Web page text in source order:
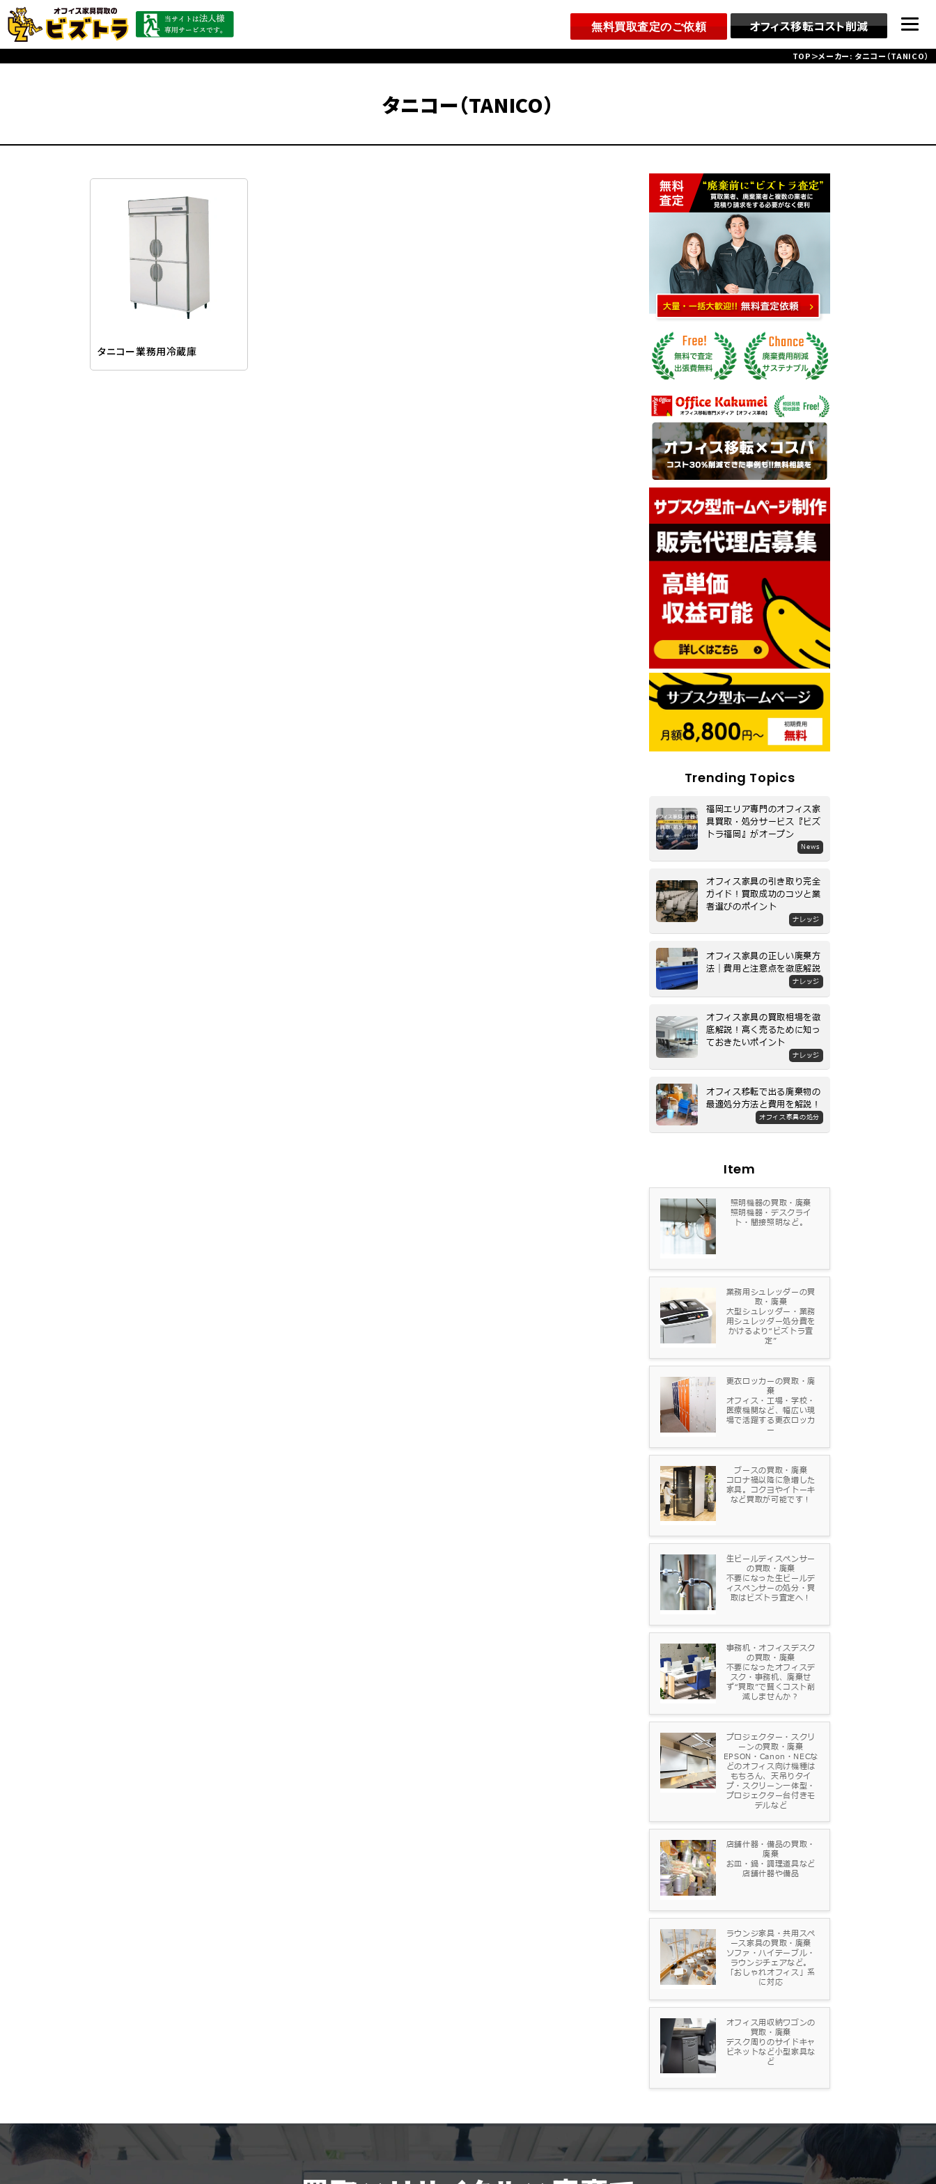
無料買取査定のご依頼 オフィス移転コスト削減
TOP>メーカー: タニコー（TANICO）
タニコー（TANICO）
タニコー業務用冷蔵庫
Trending Topics
福岡エリア専門のオフィス家
具買取・処分サービス『ビズ
トラ福岡』がオープン
News
オフィス家具の引き取り完全
ガイド！買取成功のコツと業
者選びのポイント
ナレッジ
オフィス家具の正しい廃棄方
法｜費用と注意点を徹底解説
ナレッジ
オフィス家具の買取相場を徹
底解説！高く売るために知っ
ておきたいポイント
ナレッジ
オフィス移転で出る廃棄物の
最適処分方法と費用を解説！
オフィス家具の処分
Item
照明機器の買取・廃棄
照明機器・デスクライ
ト・間接照明など。
業務用シュレッダーの買
取・廃棄
大型シュレッダー・業務
用シュレッダー処分費を
かけるより“ビズトラ査
定”
更衣ロッカーの買取・廃
棄
オフィス・工場・学校・
医療機関など、幅広い現
場で活躍する更衣ロッカ
ー
ブースの買取・廃棄
コロナ禍以降に急増した
家具。コクヨやイトーキ
など買取が可能です！
生ビールディスペンサー
の買取・廃棄
不要になった生ビールデ
ィスペンサーの処分・買
取はビズトラ査定へ！
事務机・オフィスデスク
の買取・廃棄
不要になったオフィスデ
スク・事務机、廃棄せ
ず“買取”で賢くコスト削
減しませんか？
プロジェクター・スクリ
ーンの買取・廃棄
EPSON・Canon・NECな
どのオフィス向け機種は
もちろん、天吊りタイ
プ・スクリーン一体型・
プロジェクター台付きモ
デルなど
店舗什器・備品の買取・
廃棄
お皿・鍋・調理道具など
店舗什器や備品
ラウンジ家具・共用スペ
ース家具の買取・廃棄
ソファ・ハイテーブル・
ラウンジチェアなど。
「おしゃれオフィス」系
に対応
オフィス用収納ワゴンの
買取・廃棄
デスク周りのサイドキャ
ビネットなど小型家具な
ど